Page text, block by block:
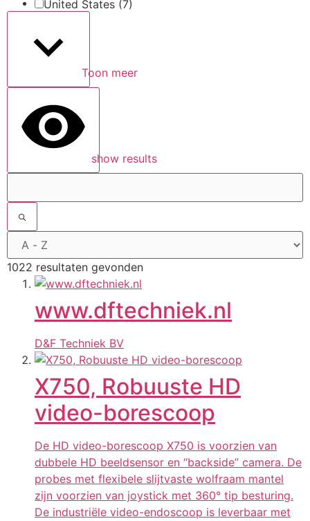
United States (7)
Toon meer
show results
1022 resultaten gevonden
www.dftechniek.nl
D&F Techniek BV
X750, Robuuste HD
video-borescoop
De HD video-borescoop X750 is voorzien van
dubbele HD beeldsensor en “backside” camera. De
probes met flexibele slijtvaste wolfraam mantel
zijn voorzien van joystick met 360° tip besturing.
De industriële video-endoscoop is leverbaar met